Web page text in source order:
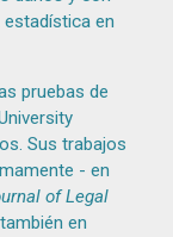
estadística en
pruebas de
Sus trabajos
- en
of Legal
en